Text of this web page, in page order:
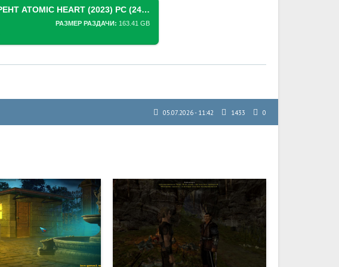
СКАЧАТЬ ТОРРЕНТ ATOMIC HEART (2023) PC (24534183 + 8 DLC) [PORTABLE]
РАЗМЕР РАЗДАЧИ: 163.41 GB
05.07.2026 - 11:42 1433 0